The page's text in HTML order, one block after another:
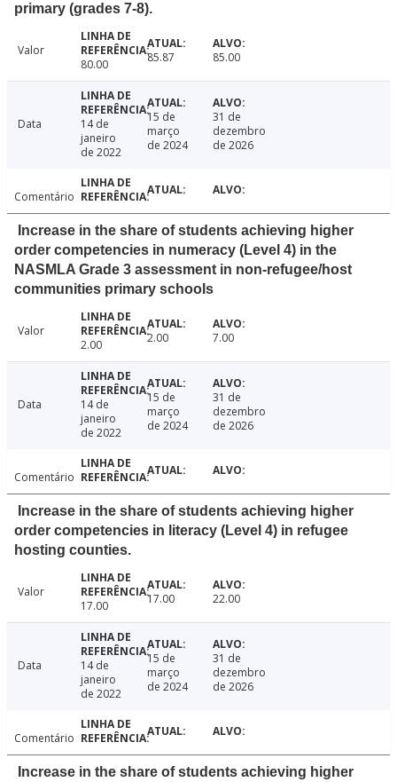
primary (grades 7-8).
Valor
80.00
85.87 85.00
Data
14 de
janeiro
de 2022
15 de
março
de 2024
31 de
dezembro
de 2026
Comentário
Increase in the share of students achieving higher
order competencies in numeracy (Level 4) in the
NASMLA Grade 3 assessment in non-refugee/host
communities primary schools
Valor
2.00
2.00 7.00
Data
14 de
janeiro
de 2022
15 de
março
de 2024
31 de
dezembro
de 2026
Comentário
Increase in the share of students achieving higher
order competencies in literacy (Level 4) in refugee
hosting counties.
Valor
17.00
17.00 22.00
Data
14 de
janeiro
de 2022
15 de
março
de 2024
31 de
dezembro
de 2026
Comentário
Increase in the share of students achieving higher